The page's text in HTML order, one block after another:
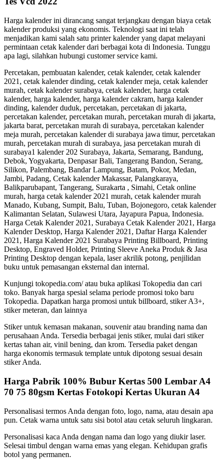
Harga kalender ini dirancang sangat terjangkau dengan biaya cetak
kalender produksi yang ekonomis. Teknologi saat ini telah
menjadikan kami salah satu printer kalender yang dapat melayani
permintaan cetak kalender dari berbagai kota di Indonesia. Tunggu
apa lagi, silahkan hubungi customer service kami.
Percetakan, pembuatan kalender, cetak kalender, cetak kalender
2021, cetak kalender dinding, cetak kalender meja, cetak kalender
murah, cetak kalender surabaya, cetak kalender, harga cetak
kalender, harga kalender, harga kalender cakram, harga kalender
dinding, kalender duduk, percetakan, percetakan di jakarta,
percetakan kalender, percetakan murah, percetakan murah di jakarta,
jakarta barat, percetakan murah di surabaya, percetakan kalender
meja murah, percetakan kalender di surabaya jawa timur, percetakan
murah, percetakan murah di surabaya, jasa percetakan murah di
surabaya1 kalender 202 Surabaya, Jakarta, Semarang, Bandung,
Debok, Yogyakarta, Denpasar Bali, Tangerang Bandon, Serang,
Silikon, Palembang, Bandar Lampung, Batam, Pokor, Medan,
Jambi, Padang, Cetak kalender Makassar, Palangkaraya,
Balikparubapant, Tangerang, Surakarta , Simahi, Cetak online
murah, harga cetak kalender 2021 murah, cetak kalender murah
Manado, Kubang, Sumpit, Balu, Tuban, Bojonegoro, cetak kalender
Kalimantan Selatan, Sulawesi Utara, Jayapura Papua, Indonesia.
Harga Cetak Kalender 2021, Surabaya Cetak Kalender 2021, Harga
Kalender Desktop, Harga Kalender 2021, Daftar Harga Kalender
2021, Harga Kalender 2021 Surabaya Printing Billboard, Printing
Desktop, Engraved Holder, Printing Sleeve Aneka Produk & Jasa
Printing Desktop dengan kepala, laser akrilik potong, penjilidan
buku untuk pemasangan eksternal dan internal.
Kunjungi tokopedia.com/ atau buka aplikasi Tokopedia dan cari
toko. Banyak harga spesial selama periode promosi toko baru
Tokopedia. Dapatkan harga promosi untuk billboard, stiker A3+,
stiker meteran, dan lainnya
Stiker untuk kemasan makanan, souvenir atau branding nama dan
perusahaan Anda. Tersedia berbagai jenis stiker, mulai dari stiker
kertas tahan air, vinil bening, dan krom. Tersedia paket dengan
harga ekonomis termasuk template untuk dipotong sesuai desain
stiker Anda.
Harga Pabrik 100% Bubur Kertas 500 Lembar A4
70 75 80gsm Kertas Fotokopi Kertas Ukuran A4
Personalisasi termos Anda dengan foto, logo, nama, atau desain apa
pun. Cetak warna untuk satu sisi botol atau cetak seluruh lingkaran.
Personalisasi kaca Anda dengan nama dan logo yang diukir laser.
Selesai timbul dengan warna emas yang elegan. Kehidupan grafis
botol yang permanen.